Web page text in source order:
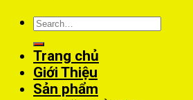
Search
Trang chủ
Giới Thiệu
Sản phẩm